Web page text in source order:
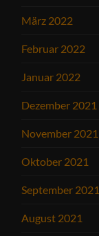
März 2022
Februar 2022
Januar 2022
Dezember 2021
November 2021
Oktober 2021
September 2021
August 2021